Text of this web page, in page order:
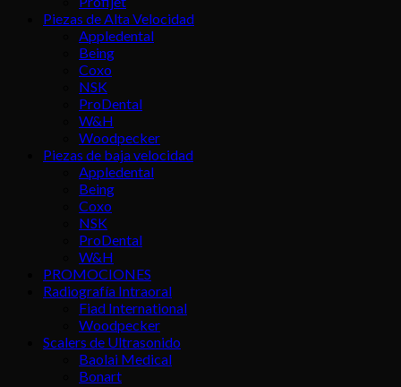
Piezas de Alta Velocidad
Appledental
Being
Coxo
NSK
ProDental
W&H
Woodpecker
Piezas de baja velocidad
Appledental
Being
Coxo
NSK
ProDental
W&H
PROMOCIONES
Radiografía Intraoral
Fiad International
Woodpecker
Scalers de Ultrasonido
Baolai Medical
Bonart